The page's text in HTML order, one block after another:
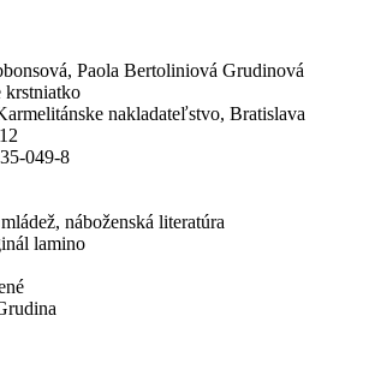
Paola Bertoliniová Grudinová
krstniatko
nakladateľstvo, Bratislava
049-8
náboženská literatúra
lamino